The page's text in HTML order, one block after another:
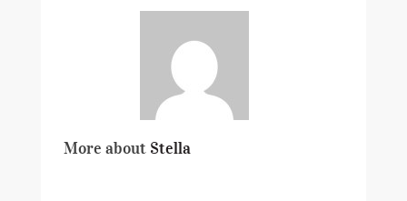
More about Stella